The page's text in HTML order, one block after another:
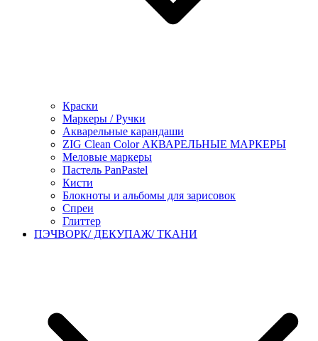
Краски
Маркеры / Ручки
Акварельные карандаши
ZIG Clean Color АКВАРЕЛЬНЫЕ МАРКЕРЫ
Меловые маркеры
Пастель PanPastel
Кисти
Блокноты и альбомы для зарисовок
Спреи
Глиттер
ПЭЧВОРК/ ДЕКУПАЖ/ ТКАНИ